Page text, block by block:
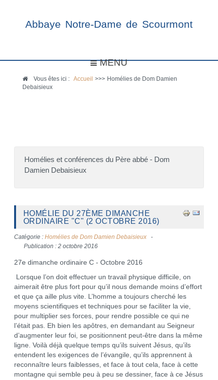
Abbaye Notre-Dame de Scourmont
MENU
Vous êtes ici :Accueil >>> Homélies de Dom Damien
Debaisieux
Homélies et conférences du Père abbé - Dom
Damien Debaisieux
HOMÉLIE DU 27ÈME DIMANCHE
ORDINAIRE "C" (2 OCTOBRE 2016)
Catégorie : Homélies de Dom Damien Debaisieux
Publication : 2 octobre 2016
27e dimanche ordinaire C - Octobre 2016
Lorsque l’on doit effectuer un travail physique difficile, on
aimerait être plus fort pour qu’il nous demande moins d’effort
et que ça aille plus vite. L’homme a toujours cherché les
moyens scientifiques et techniques pour se faciliter la vie,
pour multiplier ses forces, pour rendre possible ce qui ne
l’était pas. Eh bien les apôtres, en demandant au Seigneur
d’augmenter leur foi, se positionnent peut-être dans la même
ligne. Voilà déjà quelque temps qu’ils suivent Jésus, qu’ils
entendent les exigences de l’évangile, qu’ils apprennent à
reconnaître leurs faiblesses, et face à tout cela, face à cette
montagne qui semble peu à peu se dessiner, face à ce Jésus